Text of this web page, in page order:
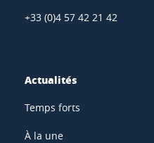
+33 (0)4 57 42 21 42
Actualités
Temps forts
À la une